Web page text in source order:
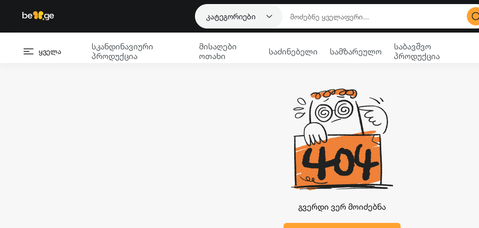
კატეგორიები
ყველა
სკანდინავიური
პროდუქცია
მისაღები
ოთახი
საძინებელი სამზარეულო
საბავშვო
პროდუქცია
გვერდი ვერ მოიძებნა